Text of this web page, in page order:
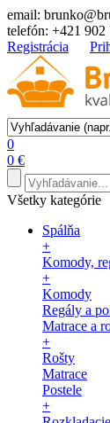
email:
telefón: +421 902
Registrácia
0
0 €
Všetky kategórie
Spálňa
+
Komody,
+
Komody
Regály a
Matrace a
+
Rošty
Matrace
Postele
+